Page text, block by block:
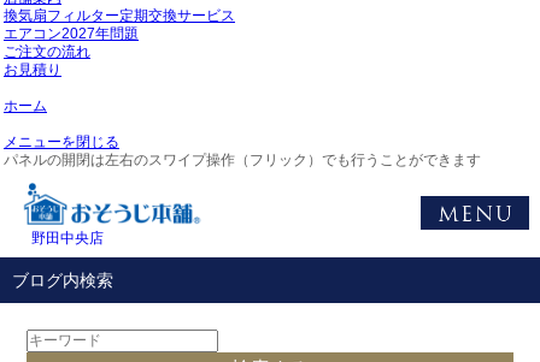
換気扇フィルター定期交換サービス
エアコン2027年問題
ご注文の流れ
お見積り
ホーム
メニューを閉じる
パネルの開閉は左右のスワイプ操作（フリック）でも行うことができます
野田中央店
ブログ内検索